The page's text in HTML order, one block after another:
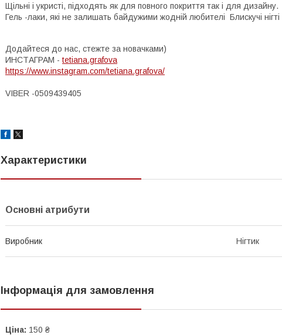
Щільні і укристі, підходять як для повного покриття так і для дизайну.
Гель -лаки, які не залишать байдужими жодній любителі Блискучі нігті
Додайтеся до нас, стежте за новачками)
ИНСТАГРАМ - tetiana.grafova
https://www.instagram.com/tetiana.grafova/
VIBER -0509439405
Характеристики
Основні атрибути
Виробник Нігтик
Інформація для замовлення
Ціна: 150 ₴